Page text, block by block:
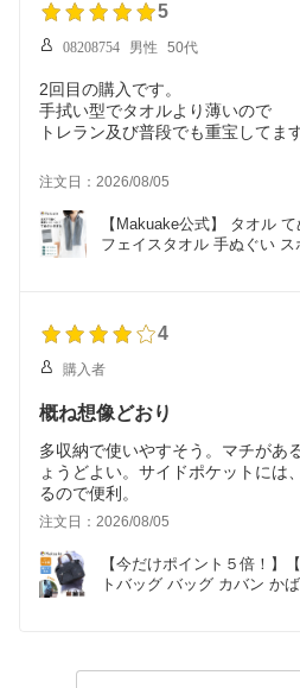
5
08208754 男性 50代
2回目の購入です。
手拭い型でタオルより薄いので
トレラン及び普段でも重宝してます
ベトつかないのが最高ですね。
注文日：2026/08/05
【Makuake公式】 タオル
フェイスタオル 手ぬぐい
4
購入者
概ね想像どおり
多収納で使いやすそう。マチがあ
ょうどよい。サイドポケットには
るので便利。
注文日：2026/08/05
【今だけポイント５倍！】
トバッグ バッグ カバン か